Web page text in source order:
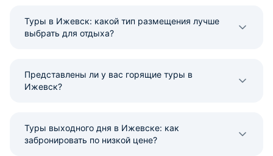
душевая кабинка, туалетные
принадлежности, фен, стиральная
балконе есть сушилка. В
коридоре стоят гладильные доски
рыбками. Будем в городе,
обязательно вернемся только в
этот отель. Огромное спасибо
Туры в Ижевск: какой тип размещения лучше
выбрать для отдыха?
Представлены ли у вас горящие туры в
Ижевск?
Туры выходного дня в Ижевске: как
забронировать по низкой цене?